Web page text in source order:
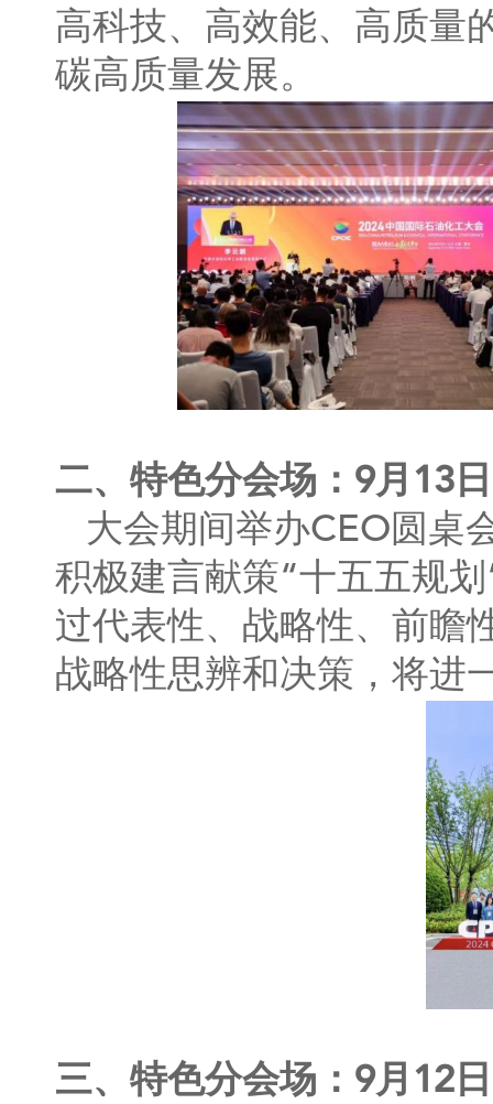
高科技、高效能、高质量
碳高质量发展。
二、特色分会场：9月13
大会期间举办CEO圆桌
积极建言献策“十五五规
过代表性、战略性、前瞻
战略性思辨和决策，将进
三、特色分会场：9月12